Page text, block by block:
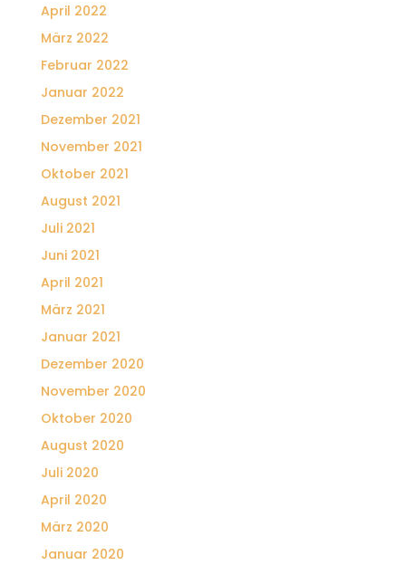
April 2022
März 2022
Februar 2022
Januar 2022
Dezember 2021
November 2021
Oktober 2021
August 2021
Juli 2021
Juni 2021
April 2021
März 2021
Januar 2021
Dezember 2020
November 2020
Oktober 2020
August 2020
Juli 2020
April 2020
März 2020
Januar 2020